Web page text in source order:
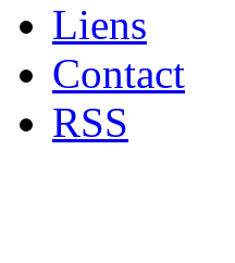
Liens
Contact
RSS